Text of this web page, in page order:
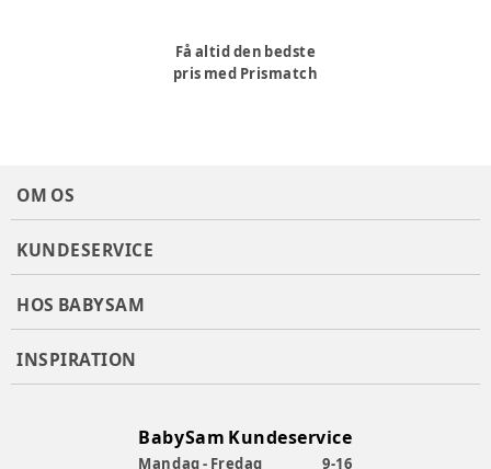
Få altid den bedste
pris med Prismatch
OM OS
KUNDESERVICE
HOS BABYSAM
INSPIRATION
BabySam Kundeservice
Mandag - Fredag 9-16